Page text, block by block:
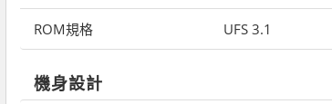
ROM規格 UFS 3.1
機身設計